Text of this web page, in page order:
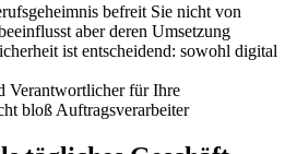
befreit Sie nicht von
aber deren Umsetzung
ist entscheidend: sowohl digital
Verantwortlicher für Ihre
bloß Auftragsverarbeiter